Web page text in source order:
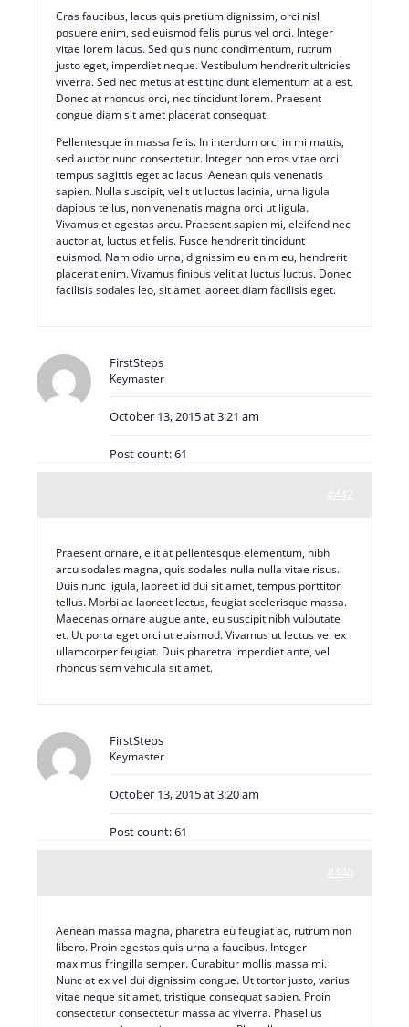
Cras faucibus, lacus quis pretium dignissim, orci nisl
posuere enim, sed euismod felis purus vel orci. Integer
vitae lorem lacus. Sed quis nunc condimentum, rutrum
justo eget, imperdiet neque. Vestibulum hendrerit ultricies
viverra. Sed nec metus at est tincidunt elementum at a est.
Donec at rhoncus orci, nec tincidunt lorem. Praesent
congue diam sit amet placerat consequat.
Pellentesque in massa felis. In interdum orci in mi mattis,
sed auctor nunc consectetur. Integer non eros vitae orci
tempus sagittis eget ac lacus. Aenean quis venenatis
sapien. Nulla suscipit, velit ut luctus lacinia, urna ligula
dapibus tellus, non venenatis magna orci ut ligula.
Vivamus et egestas arcu. Praesent sapien mi, eleifend nec
auctor at, luctus et felis. Fusce hendrerit tincidunt
euismod. Nam odio urna, dignissim eu enim eu, hendrerit
placerat enim. Vivamus finibus velit at luctus luctus. Donec
facilisis sodales leo, sit amet laoreet diam facilisis eget.
FirstSteps
Keymaster
October 13, 2015 at 3:21 am
Post count: 61
Praesent ornare, elit at pellentesque elementum, nibh
arcu sodales magna, quis sodales nulla nulla vitae risus.
Duis nunc ligula, laoreet id dui sit amet, tempus porttitor
tellus. Morbi ac laoreet lectus, feugiat scelerisque massa.
Maecenas ornare augue ante, eu suscipit nibh vulputate
et. Ut porta eget orci ut euismod. Vivamus ut lectus vel ex
ullamcorper feugiat. Duis pharetra imperdiet ante, vel
rhoncus sem vehicula sit amet.
FirstSteps
Keymaster
October 13, 2015 at 3:20 am
Post count: 61
Aenean massa magna, pharetra eu feugiat ac, rutrum non
libero. Proin egestas quis urna a faucibus. Integer
maximus fringilla semper. Curabitur mollis massa mi.
Nunc at ex vel dui dignissim congue. Ut tortor justo, varius
vitae neque sit amet, tristique consequat sapien. Proin
consectetur consectetur massa ac viverra. Phasellus